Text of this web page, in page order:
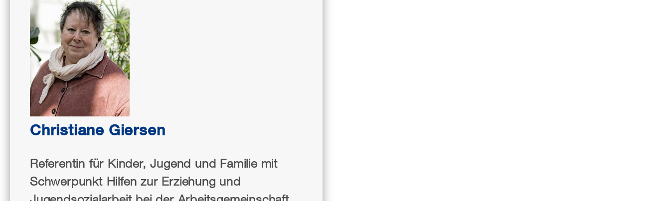
Christiane Giersen
Referentin für Kinder, Jugend und Familie mit
Schwerpunkt Hilfen zur Erziehung und